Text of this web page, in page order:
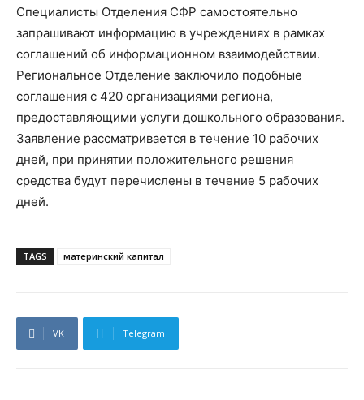
Специалисты Отделения СФР самостоятельно
запрашивают информацию в учреждениях в рамках
соглашений об информационном взаимодействии.
Региональное Отделение заключило подобные
соглашения с 420 организациями региона,
предоставляющими услуги дошкольного образования.
Заявление рассматривается в течение 10 рабочих
дней, при принятии положительного решения
средства будут перечислены в течение 5 рабочих
дней.
TAGS материнский капитал
VK Telegram